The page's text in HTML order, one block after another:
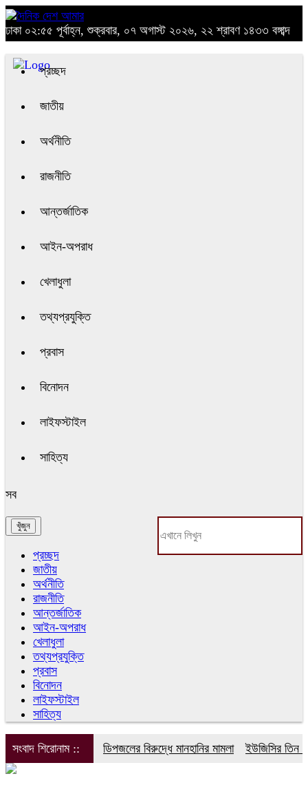
ঢাকা ০২:৫৫ পূর্বাহ্ন, শুক্রবার, ০৭ অগাস্ট ২০২৬, ২২ শ্রাবণ ১৪৩৩ বঙ্গাব্দ
প্রচ্ছদ
জাতীয়
অর্থনীতি
রাজনীতি
আন্তর্জাতিক
আইন-অপরাধ
খেলাধুলা
তথ্যপ্রযুক্তি
প্রবাস
বিনোদন
লাইফস্টাইল
সাহিত্য
সব
প্রচ্ছদ
জাতীয়
অর্থনীতি
রাজনীতি
আন্তর্জাতিক
আইন-অপরাধ
খেলাধুলা
তথ্যপ্রযুক্তি
প্রবাস
বিনোদন
লাইফস্টাইল
সাহিত্য
সংবাদ শিরোনাম :: ডিপজলের বিরুদ্ধে মানহানির মামলা ইউজিসির তিন